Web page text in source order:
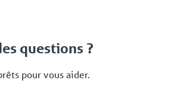
une solution fiable. Cet
de services et de solutions
s’emploie à respecter les normes
fonctionnement.
questions ?
pour vous aider.